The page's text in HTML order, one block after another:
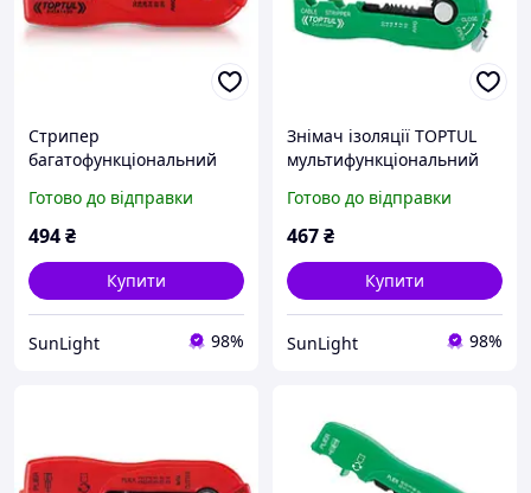
Стрипер
багатофункціональний
DIDA1430 санлайт
Готово до відправки
494₴
Купити
SunLight 98%
Знімач ізоляції TOPTUL
мультифункціональний
санлайт
Готово до відправки
467₴
Купити
SunLight 98%